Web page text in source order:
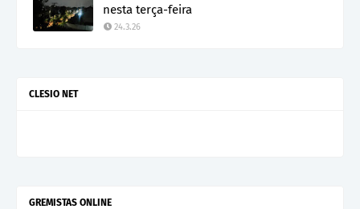
nesta terça-feira
24.3.26
CLESIO NET
GREMISTAS ONLINE